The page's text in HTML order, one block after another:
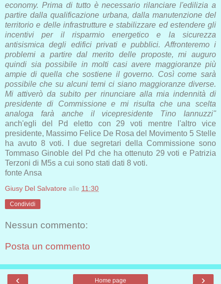
economy. Prima di tutto è necessario rilanciare l'edilizia a
partire dalla qualificazione urbana, dalla manutenzione del
territorio e delle infrastrutture e stabilizzare ed estendere gli
incentivi per il risparmio energetico e la sicurezza
antisismica degli edifici privati e pubblici. Affronteremo i
problemi a partire dal merito delle proposte, mi auguro
quindi sia possibile in molti casi avere maggioranze più
ampie di quella che sostiene il governo. Così come sarà
possibile che su alcuni temi ci siano maggioranze diverse.
Mi attiverò da subito per rinunciare alla mia indennità di
presidente di Commissione e mi risulta che una scelta
analoga farà anche il vicepresidente Tino Iannuzzi"
anch'egli del Pd eletto con 29 voti mentre l'altro vice
presidente, Massimo Felice De Rosa del Movimento 5 Stelle
ha avuto 8 voti. I due segretari della Commissione sono
Tommaso Ginoble del Pd che ha ottenuto 29 voti e Patrizia
Terzoni di M5s a cui sono stati dati 8 voti.
fonte Ansa
Giusy Del Salvatore alle 11:30
Condividi
Nessun commento:
Posta un commento
‹ ›
Home page